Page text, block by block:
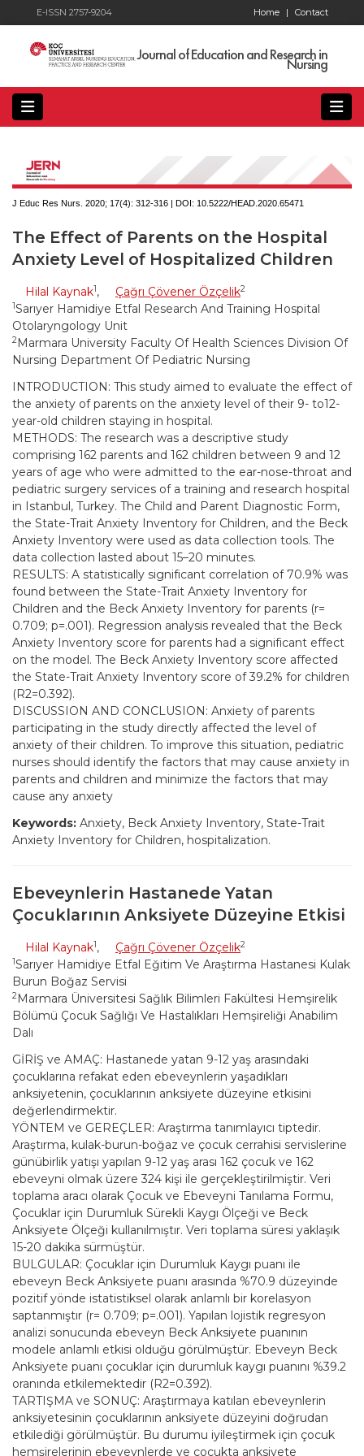
E-ISSN 2757-9204 Contact
Home |
Journal of Education and Research in
Nursing
J Educ Res Nurs. 2020; 17(4): 312-316 | DOI: 10.5222/HEAD.2020.65471
The Effect of Parents on the Hospital
Anxiety Level of Hospitalized Children
Hilal Kaynak1, Çağrı Çövener Özçelik2
1Sarıyer Hamidiye Etfal Research And Training Hospital
Otolaryngology Unit
2Marmara University Faculty Of Health Sciences Division Of
Nursing Department Of Pediatric Nursing
INTRODUCTION: This study aimed to evaluate the effect of
the anxiety of parents on the anxiety level of their 9- to12-
year-old children staying in hospital.
METHODS: The research was a descriptive study
comprising 162 parents and 162 children between 9 and 12
years of age who were admitted to the ear-nose-throat and
pediatric surgery services of a training and research hospital
in Istanbul, Turkey. The Child and Parent Diagnostic Form,
the State-Trait Anxiety Inventory for Children, and the Beck
Anxiety Inventory were used as data collection tools. The
data collection lasted about 15–20 minutes.
RESULTS: A statistically significant correlation of 70.9% was
found between the State-Trait Anxiety Inventory for
Children and the Beck Anxiety Inventory for parents (r=
0.709; p=.001). Regression analysis revealed that the Beck
Anxiety Inventory score for parents had a significant effect
on the model. The Beck Anxiety Inventory score affected
the State-Trait Anxiety Inventory score of 39.2% for children
(R2=0.392).
DISCUSSION AND CONCLUSION: Anxiety of parents
participating in the study directly affected the level of
anxiety of their children. To improve this situation, pediatric
nurses should identify the factors that may cause anxiety in
parents and children and minimize the factors that may
cause any anxiety
Keywords: Anxiety, Beck Anxiety Inventory, State-Trait
Anxiety Inventory for Children, hospitalization.
Ebeveynlerin Hastanede Yatan
Çocuklarının Anksiyete Düzeyine Etkisi
Hilal Kaynak1, Çağrı Çövener Özçelik2
1Sarıyer Hamidiye Etfal Eğitim Ve Araştırma Hastanesi Kulak
Burun Boğaz Servisi
2Marmara Üniversitesi Sağlık Bilimleri Fakültesi Hemşirelik
Bölümü Çocuk Sağlığı Ve Hastalıkları Hemşireliği Anabilim
Dalı
GİRİŞ ve AMAÇ: Hastanede yatan 9-12 yaş arasındaki
çocuklarına refakat eden ebeveynlerin yaşadıkları
anksiyetenin, çocuklarının anksiyete düzeyine etkisini
değerlendirmektir.
YÖNTEM ve GEREÇLER: Araştırma tanımlayıcı tiptedir.
Araştırma, kulak-burun-boğaz ve çocuk cerrahisi servislerine
günübirlik yatışı yapılan 9-12 yaş arası 162 çocuk ve 162
ebeveyni olmak üzere 324 kişi ile gerçekleştirilmiştir. Veri
toplama aracı olarak Çocuk ve Ebeveyni Tanılama Formu,
Çocuklar için Durumluk Sürekli Kaygı Ölçeği ve Beck
Anksiyete Ölçeği kullanılmıştır. Veri toplama süresi yaklaşık
15-20 dakika sürmüştür.
BULGULAR: Çocuklar için Durumluk Kaygı puanı ile
ebeveyn Beck Anksiyete puanı arasında %70.9 düzeyinde
pozitif yönde istatistiksel olarak anlamlı bir korelasyon
saptanmıştır (r= 0.709; p=.001). Yapılan lojistik regresyon
analizi sonucunda ebeveyn Beck Anksiyete puanının
modele anlamlı etkisi olduğu görülmüştür. Ebeveyn Beck
Anksiyete puanı çocuklar için durumluk kaygı puanını %39.2
oranında etkilemektedir (R2=0.392).
TARTIŞMA ve SONUÇ: Araştırmaya katılan ebeveynlerin
anksiyetesinin çocuklarının anksiyete düzeyini doğrudan
etkilediği görülmüştür. Bu durumu iyileştirmek için çocuk
hemşirelerinin ebeveynlerde ve çocukta anksiyete